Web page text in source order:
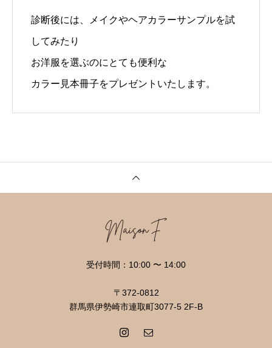
診断後には、メイクやヘアカラーサンプルを試
してみたり
お洋服を選ぶのにとても便利な
カラー見本冊子をプレゼントいたします。
受付時間：10:00 〜 14:00
〒372-0812
群馬県伊勢崎市連取町3077-5 2F-B